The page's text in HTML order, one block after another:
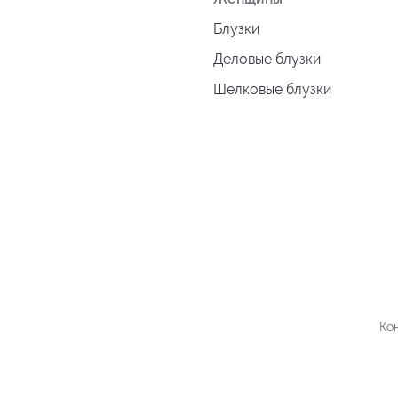
Блузки
Деловые блузки
Шелковые блузки